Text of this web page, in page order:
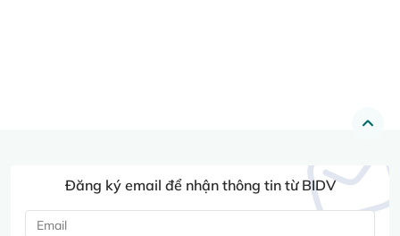
Đăng ký email để nhận thông tin từ BIDV